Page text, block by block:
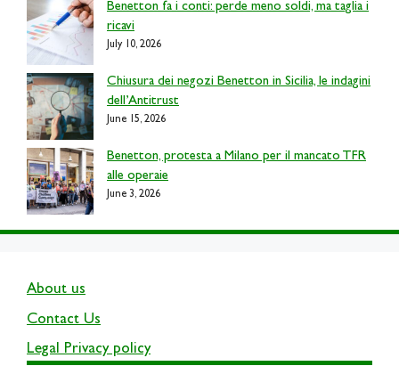
Benetton fa i conti: perde meno soldi, ma taglia i
ricavi
July 10, 2026
Chiusura dei negozi Benetton in Sicilia, le indagini
dell’Antitrust
June 15, 2026
Benetton, protesta a Milano per il mancato TFR
alle operaie
June 3, 2026
About us
Contact Us
Legal Privacy policy